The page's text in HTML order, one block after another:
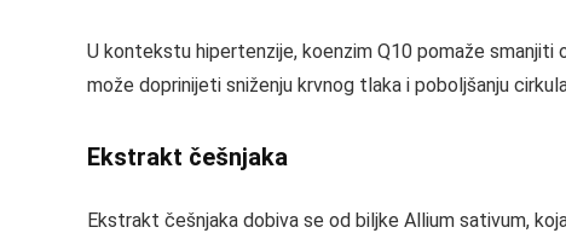
U kontekstu hipertenzije, koenzim Q10 pomaže
može doprinijeti sniženju krvnog tlaka i poboljšanju
Ekstrakt češnjaka
Ekstrakt češnjaka dobiva se od biljke Allium sativum,